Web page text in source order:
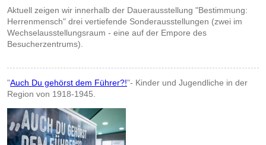
Aktuell zeigen wir innerhalb der Dauerausstellung "Bestimmung:
Herrenmensch" drei vertiefende Sonderausstellungen (zwei im
Wechselausstellungsraum - eine auf der Empore des
Besucherzentrums).
"Auch Du gehörst dem Führer?!"- Kinder und Jugendliche in der
Region von 1918-1945.